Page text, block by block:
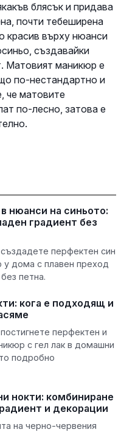
блясък и придава
почти тебеширена
красив върху нюанси
създавайки
Матовият маникюр е
по-нестандартно и
че матовите
по-лесно, затова е
нюанси на синьото:
градиент без
перфектен син
дома с плавен преход
петна.
кога е подходящ и
перфектен и
с гел лак в домашни
подробно
нокти: комбиниране
и декорации
на черно-червения